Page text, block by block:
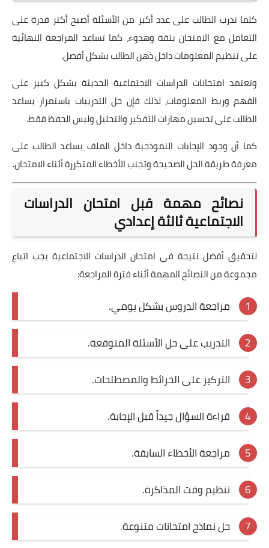
كلما تدرب الطالب على عدد أكبر من الأسئلة أصبح أكثر قدرة على
التعامل مع الامتحان بثقة وهدوء، كما تساعد المراجعة النهائية
على تنظيم المعلومات داخل ذهن الطالب بشكل أفضل.
وتعتمد امتحانات الدراسات الاجتماعية الحديثة بشكل كبير على
الفهم وربط المعلومات، لذلك فإن حل التدريبات باستمرار يساعد
الطالب على تحسين مهارات التفكير والتحليل وليس الحفظ فقط.
كما أن وجود الإجابات النموذجية داخل الملف يساعد الطالب على
معرفة طريقة الحل الصحيحة وتجنب الأخطاء المتكررة أثناء الامتحان.
نصائح مهمة قبل امتحان الدراسات
الاجتماعية ثالثة إعدادي
لتحقيق أفضل نتيجة في امتحان الدراسات الاجتماعية يجب اتباع
مجموعة من النصائح المهمة أثناء فترة المراجعة:
مراجعة الدروس بشكل يومي.
التدريب على حل الأسئلة المتوقعة.
التركيز على الخرائط والمصطلحات.
قراءة السؤال جيداً قبل الإجابة.
مراجعة الأخطاء السابقة.
تنظيم وقت المذاكرة.
حل نماذج امتحانات متنوعة.